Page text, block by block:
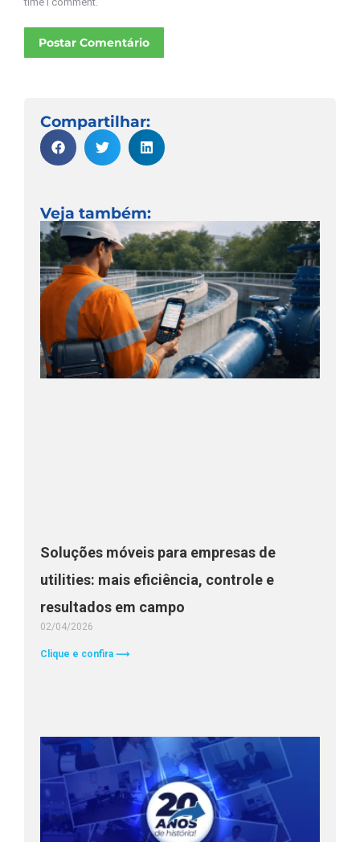
Postar Comentário
Compartilhar:
Veja também:
Soluções móveis para empresas de
utilities: mais eficiência, controle e
resultados em campo
02/04/2026
Clique e confira ⟶